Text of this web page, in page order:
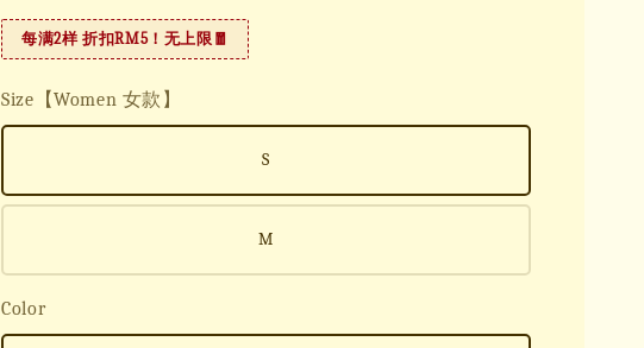
每满2样 折扣RM5！无上限🧧
Size【Women 女款】
S
M
Color